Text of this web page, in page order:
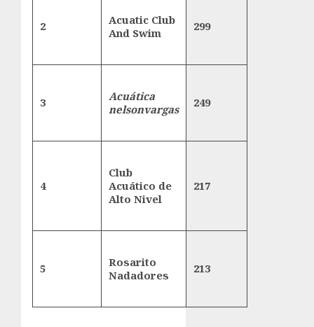
2
Acuatic Club
And Swim
299
3
Acuática
nelsonvargas
249
4
Club
Acuático de
Alto Nivel
217
5
Rosarito
Nadadores
213